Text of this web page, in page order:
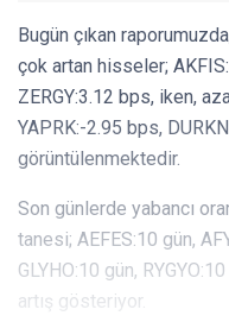
Bugün çıkan
çok artan hisseler;
ZERGY:3.12 bps, iken,
YAPRK:-2.95 bps,
görüntülenmektedir.
Son günlerde yabancı
tanesi; AEFES:10 gün,
GLYHO:10 gün,
artış gösteriyor.